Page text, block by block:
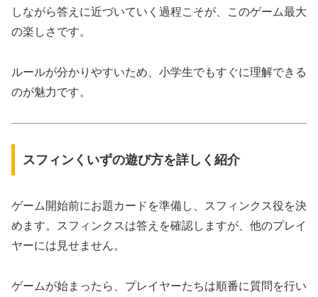
しながら答えに近づいていく過程こそが、このゲーム最大
の楽しさです。
ルールが分かりやすいため、小学生でもすぐに理解できる
のが魅力です。
スフィンくいずの遊び方を詳しく紹介
ゲーム開始前にお題カードを準備し、スフィンクス役を決
めます。スフィンクスは答えを確認しますが、他のプレイ
ヤーには見せません。
ゲームが始まったら、プレイヤーたちは順番に質問を行い